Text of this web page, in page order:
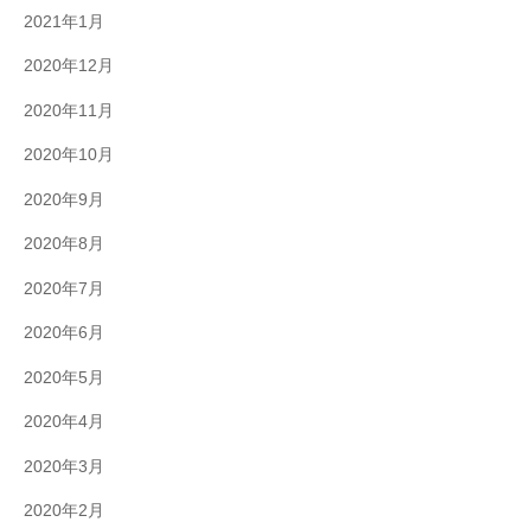
2021年1月
2020年12月
2020年11月
2020年10月
2020年9月
2020年8月
2020年7月
2020年6月
2020年5月
2020年4月
2020年3月
2020年2月